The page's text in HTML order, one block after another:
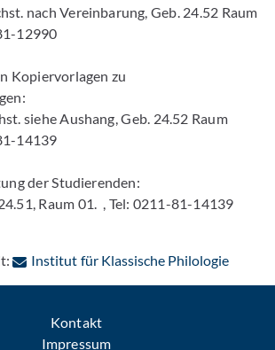
nach Vereinbarung, Geb. 24.52 Raum
12990
Kopiervorlagen zu
siehe Aushang, Geb. 24.52 Raum
14139
der Studierenden:
Raum 01. , Tel: 0211-81-14139
Institut für Klassische Philologie: Per
Kontakt
Impressum